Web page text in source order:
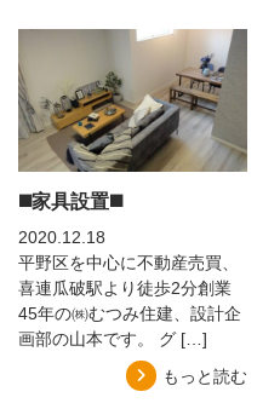
◼️家具設置◼️
2020.12.18
平野区を中心に不動産売買、
喜連瓜破駅より徒歩2分創業
45年の㈱むつみ住建、設計企
画部の山本です。 グ […]
もっと読む